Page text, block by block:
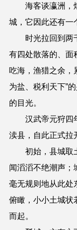
海客谈瀛洲，
城，它因此还有
时光拉回到两
有四处散落的、面
吃海，渔猎之余，
为盐、税利天下”
的目光。
汉武帝元狩四
渎县，自此正式拉
初始，县城取
闻滔滔不绝潮声；
毫无规则地从此处
俯瞰，小小土城状
而起。